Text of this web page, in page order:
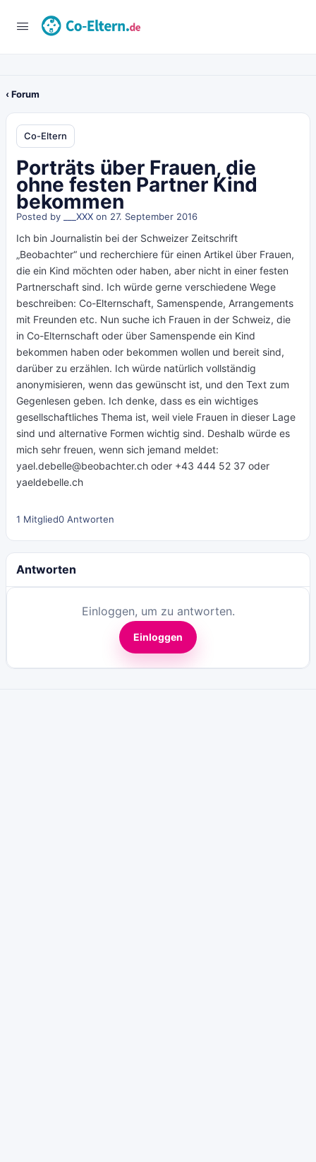
‹ Forum
Co-Eltern
Porträts über Frauen, die
ohne festen Partner Kind
bekommen
Posted by ___XXX on 27. September 2016
Ich bin Journalistin bei der Schweizer Zeitschrift
„Beobachter“ und recherchiere für einen Artikel über Frauen,
die ein Kind möchten oder haben, aber nicht in einer festen
Partnerschaft sind. Ich würde gerne verschiedene Wege
beschreiben: Co-Elternschaft, Samenspende, Arrangements
mit Freunden etc. Nun suche ich Frauen in der Schweiz, die
in Co-Elternschaft oder über Samenspende ein Kind
bekommen haben oder bekommen wollen und bereit sind,
darüber zu erzählen. Ich würde natürlich vollständig
anonymisieren, wenn das gewünscht ist, und den Text zum
Gegenlesen geben. Ich denke, dass es ein wichtiges
gesellschaftliches Thema ist, weil viele Frauen in dieser Lage
sind und alternative Formen wichtig sind. Deshalb würde es
mich sehr freuen, wenn sich jemand meldet:
yael.debelle@beobachter.ch oder +43 444 52 37 oder
yaeldebelle.ch
1 Mitglied0 Antworten
Antworten
Einloggen, um zu antworten.
Einloggen